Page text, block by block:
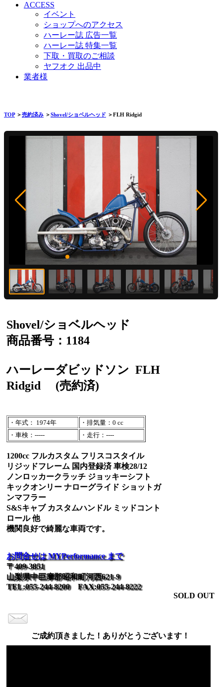
ACCESS
イベント
ショップへのアクセス
ハーレー誌 広告一覧
ハーレー誌 特集一覧
下取・買取のご相談
ヤフオク 出品中
業者様
TOP＞売約済み ＞Shovel/ショベルヘッド ＞FLH Ridgid
Shovel/ショベルヘッド
商品番号：1184
ハーレーダビッドソン FLH
Ridgid
(売約済)
・年式： 1974年
・排気量：0 cc
・車検：-----
・走行：----
1200cc フルカスタム フリスコスタイル
リジッドフレーム 国内登録済 車検28/12
ノンロッカークラッチ ジョッキーシフト
キックオンリー ナローグライド ショットガ
ンマフラー
S&Sキャブ カスタムハンドル ミッドコント
ロール 他
機関良好で綺麗な車両です。
お問合せは MYPerformance まで
〒409-3851
山梨県中巨摩郡昭和町河西621-9
TEL:055-244-8200 FAX:055-244-8222
SOLD OUT
ご成約頂きました！ありがとうございます！